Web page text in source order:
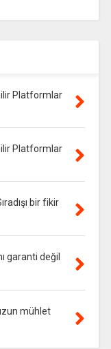
Platformlar
Platformlar
bir fikir
garanti değil
mühlet